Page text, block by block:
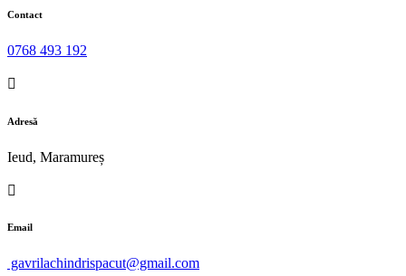
Contact
0768 493 192

Adresă
Ieud, Maramureș

Email
gavrilachindrispacut@gmail.com